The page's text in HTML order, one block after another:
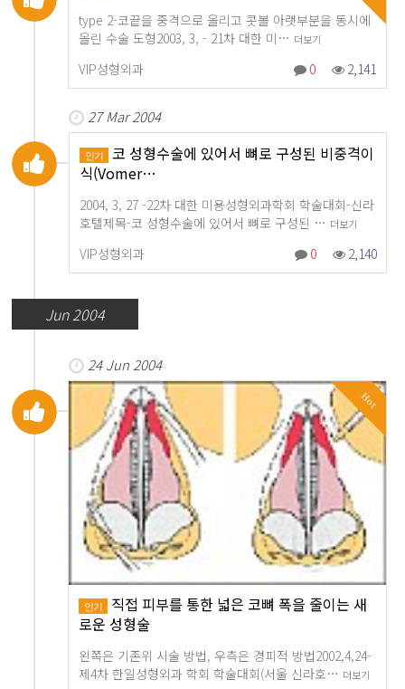
type 2-코끝을 중격으로 올리고 콧볼 아랫부분을 동시에
올린 수술 도형2003, 3, - 21차 대한 미… 더보기
VIP성형외과 0 2,141
27 Mar 2004
인기 코 성형수술에 있어서 뼈로 구성된 비중격이
식(Vomer…
2004, 3, 27 -22차 대한 미용성형외과학회 학술대회-신라
호텔제목-코 성형수술에 있어서 뼈로 구성된 … 더보기
VIP성형외과 0 2,140
Jun 2004
24 Jun 2004
Hot
인기
직접 피부를 통한 넓은 코뼈 폭을 줄이는 새
로운 성형술
왼쪽은 기존위 시술 방법, 우측은 경피적 방법2002,4,24-
제4차 한일성형외과 학회 학술대회(서울 신라호… 더보기